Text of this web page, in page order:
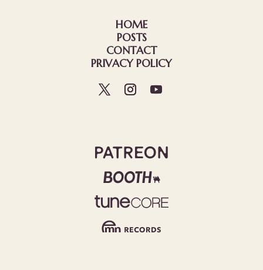
HOME
POSTS
CONTACT
PRIVACY POLICY